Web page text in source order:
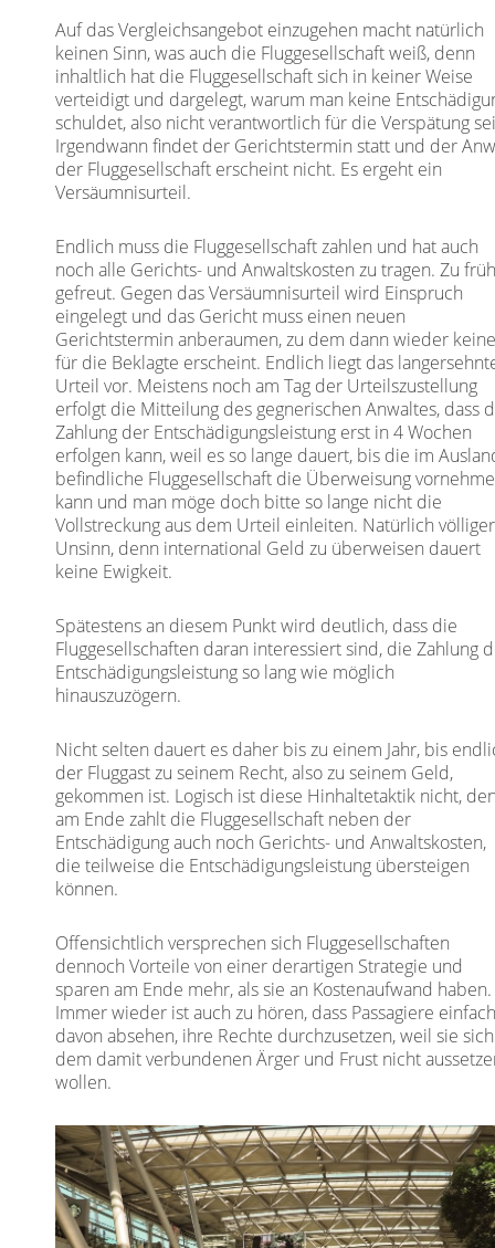
Auf das Vergleichsangebot einzugehen macht natürlich
keinen Sinn, was auch die Fluggesellschaft weiß, denn
inhaltlich hat die Fluggesellschaft sich in keiner Weise
verteidigt und dargelegt, warum man keine
schuldet, also nicht verantwortlich für die Verspätung
Irgendwann findet der Gerichtstermin statt und der
der Fluggesellschaft erscheint nicht. Es ergeht ein
Versäumnisurteil.
Endlich muss die Fluggesellschaft zahlen und hat auch
noch alle Gerichts- und Anwaltskosten zu tragen. Zu
gefreut. Gegen das Versäumnisurteil wird Einspruch
eingelegt und das Gericht muss einen neuen
Gerichtstermin anberaumen, zu dem dann wieder
für die Beklagte erscheint. Endlich liegt das
Urteil vor. Meistens noch am Tag der Urteilszustellung
erfolgt die Mitteilung des gegnerischen Anwaltes, dass
Zahlung der Entschädigungsleistung erst in 4 Wochen
erfolgen kann, weil es so lange dauert, bis die im
befindliche Fluggesellschaft die Überweisung
kann und man möge doch bitte so lange nicht die
Vollstreckung aus dem Urteil einleiten. Natürlich völliger
Unsinn, denn international Geld zu überweisen dauert
keine Ewigkeit.
Spätestens an diesem Punkt wird deutlich, dass die
Fluggesellschaften daran interessiert sind, die Zahlung
Entschädigungsleistung so lang wie möglich
hinauszuzögern.
Nicht selten dauert es daher bis zu einem Jahr, bis
der Fluggast zu seinem Recht, also zu seinem Geld,
gekommen ist. Logisch ist diese Hinhaltetaktik nicht,
am Ende zahlt die Fluggesellschaft neben der
Entschädigung auch noch Gerichts- und Anwaltskosten,
die teilweise die Entschädigungsleistung übersteigen
können.
Offensichtlich versprechen sich Fluggesellschaften
dennoch Vorteile von einer derartigen Strategie und
sparen am Ende mehr, als sie an Kostenaufwand haben.
Immer wieder ist auch zu hören, dass Passagiere
davon absehen, ihre Rechte durchzusetzen, weil sie sich
dem damit verbundenen Ärger und Frust nicht
wollen.